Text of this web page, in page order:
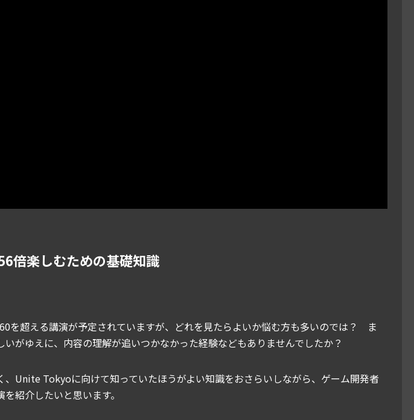
倍楽しむための基礎知識
を超える講演が予定されていますが、どれを見たらよいか悩む方も多いのでは？ ま
がゆえに、内容の理解が追いつかなかった経験などもありませんでしたか？
、Unite Tokyoに向けて知っていたほうがよい知識をおさらいしながら、ゲーム開発者
紹介したいと思います。